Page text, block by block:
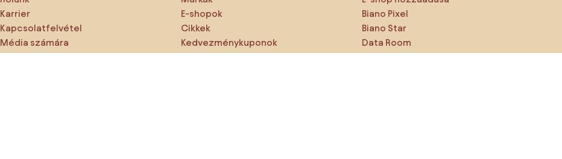
Karrier
Kapcsolatfelvétel
Média számára
E-shopok
Cikkek
Kedvezménykuponok
Biano Pixel
Biano Star
Data Room